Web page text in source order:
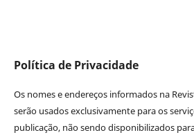
Política de Privacidade
Os nomes e endereços informados na
serão usados exclusivamente para os
publicação, não sendo disponibilizados